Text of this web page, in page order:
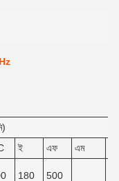
ই এফ এম
180 500